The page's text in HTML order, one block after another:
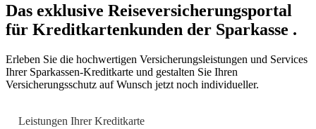
Das exklusive Reiseversicherungsportal
für Kreditkartenkunden der Sparkasse .
Erleben Sie die hochwertigen Versicherungsleistungen und Services
Ihrer Sparkassen-Kreditkarte und gestalten Sie Ihren
Versicherungsschutz auf Wunsch jetzt noch individueller.
Leistungen Ihrer Kreditkarte